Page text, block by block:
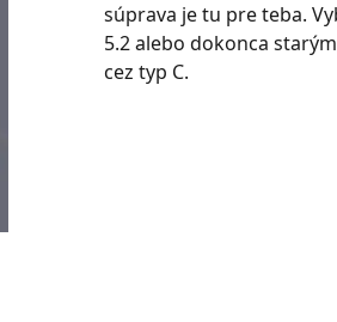
súprava je tu pre teba.
5.2 alebo dokonca
cez typ C.